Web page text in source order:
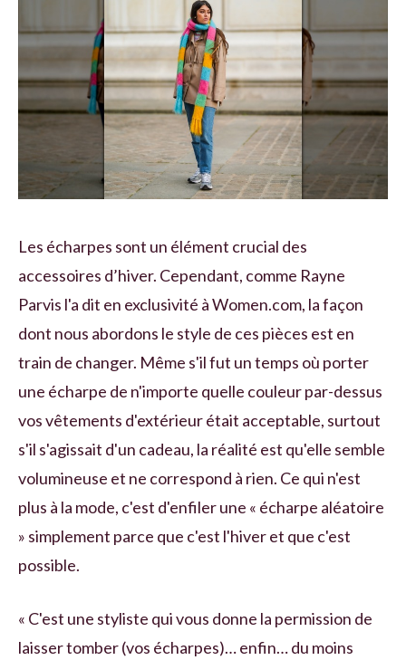
Les écharpes sont un élément crucial des
accessoires d’hiver. Cependant, comme Rayne
Parvis l'a dit en exclusivité à Women.com, la façon
dont nous abordons le style de ces pièces est en
train de changer. Même s'il fut un temps où porter
une écharpe de n'importe quelle couleur par-dessus
vos vêtements d'extérieur était acceptable, surtout
s'il s'agissait d'un cadeau, la réalité est qu'elle semble
volumineuse et ne correspond à rien. Ce qui n'est
plus à la mode, c'est d'enfiler une « écharpe aléatoire
» simplement parce que c'est l'hiver et que c'est
possible.
« C'est une styliste qui vous donne la permission de
laisser tomber (vos écharpes)… enfin… du moins